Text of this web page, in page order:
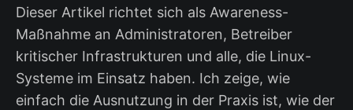
Dieser Artikel richtet sich als Awareness-
Maßnahme an Administratoren, Betreiber
kritischer Infrastrukturen und alle, die Linux-
Systeme im Einsatz haben. Ich zeige, wie
einfach die Ausnutzung in der Praxis ist, wie der